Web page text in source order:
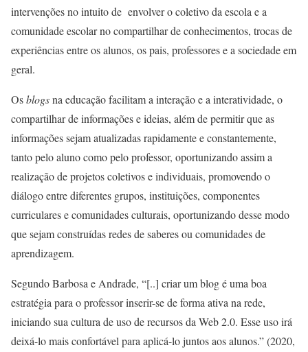
intervenções no intuito de envolver o coletivo da escola e a
comunidade escolar no compartilhar de conhecimentos, trocas de
experiências entre os alunos, os pais, professores e a sociedade em
geral.
Osblogsna educação facilitam a interação e a interatividade, o
compartilhar de informações e ideias, além de permitir que as
informações sejam atualizadas rapidamente e constantemente,
tanto pelo aluno como pelo professor, oportunizando assim a
realização de projetos coletivos e individuais, promovendo o
diálogo entre diferentes grupos, instituições, componentes
curriculares e comunidades culturais, oportunizando desse modo
que sejam construídas redes de saberes ou comunidades de
aprendizagem.
Segundo Barbosa e Andrade, “[..] criar um blog é uma boa
estratégia para o professor inserir-se de forma ativa na rede,
iniciando sua cultura de uso de recursos da Web 2.0. Esse uso irá
deixá-lo mais confortável para aplicá-lo juntos aos alunos.” (2020,